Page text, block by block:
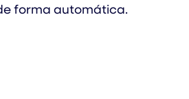
forma automática.